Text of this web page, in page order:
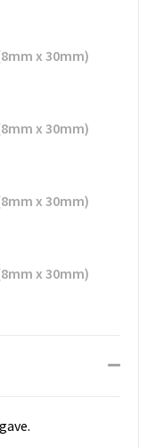
x 30mm)
x 30mm)
x 30mm)
x 30mm)